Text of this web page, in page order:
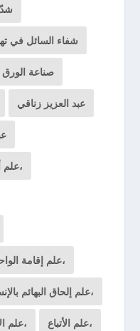
شفاء السائل في
صناعة الورق
عبد العزيز زناقي
علم أصحاب الفترات ما حكمهم عند الله،
علم إقامة الواحد مقام الجميع في أي موطن يكون،
علم إلحاق البهائم بالإنسان في حكم ما من أحكام الشرائع،
علم الأبدال، علم الأتباع،